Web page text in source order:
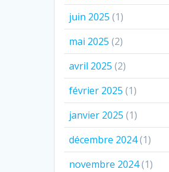
juin 2025 (1)
mai 2025 (2)
avril 2025 (2)
février 2025 (1)
janvier 2025 (1)
décembre 2024(1)
novembre 2024(1)